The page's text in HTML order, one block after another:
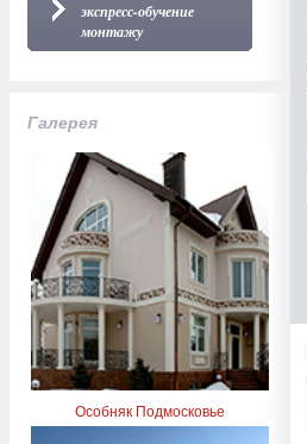
экспресс-обучение
монтажу
Галерея
Особняк Подмосковье